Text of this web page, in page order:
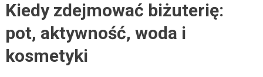
Kiedy zdejmować biżuterię:
pot, aktywność, woda i
kosmetyki